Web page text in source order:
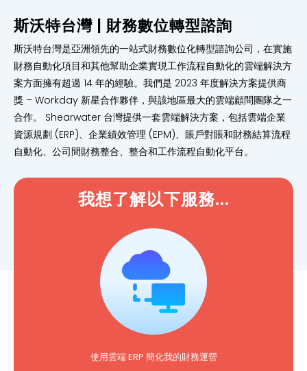
斯沃特台灣 | 財務數位轉型諮詢
斯沃特台灣是亞洲領先的一站式財務數位化轉型諮詢公司，在實施
財務自動化項目和其他幫助企業實現工作流程自動化的雲端解決方
案方面擁有超過 14 年的經驗。我們是 2023 年度解決方案提供商
獎 – Workday 新星合作夥伴，與該地區最大的雲端顧問團隊之一
合作。 Shearwater 台灣提供一套雲端解決方案，包括雲端企業
資源規劃 (ERP)、企業績效管理 (EPM)、賬戶對賬和財務結算流程
自動化、公司間財務整合、整合和工作流程自動化平台。
我想了解以下服務...
使用雲端 ERP 簡化我的財務運營